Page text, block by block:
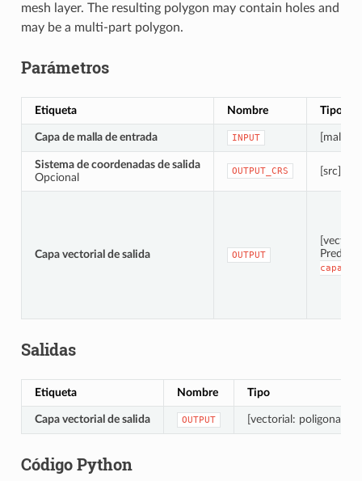
mesh layer. The resulting polygon may contain holes and
may be a multi-part polygon.
Parámetros
Etiqueta Nombre Tipo
Capa de malla de entrada INPUT [malla]
Sistema de coordenadas de salida
Opcional
OUTPUT_CRS [src]
Capa vectorial de salida OUTPUT
capa
Salidas
Etiqueta Nombre Tipo
Capa vectorial de salida OUTPUT [vectorial: poligonal]
Código Python